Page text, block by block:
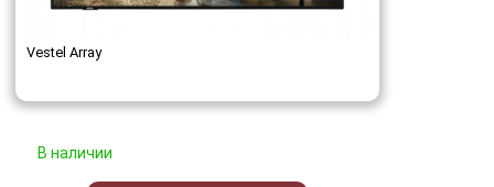
Vestel Array
В наличии